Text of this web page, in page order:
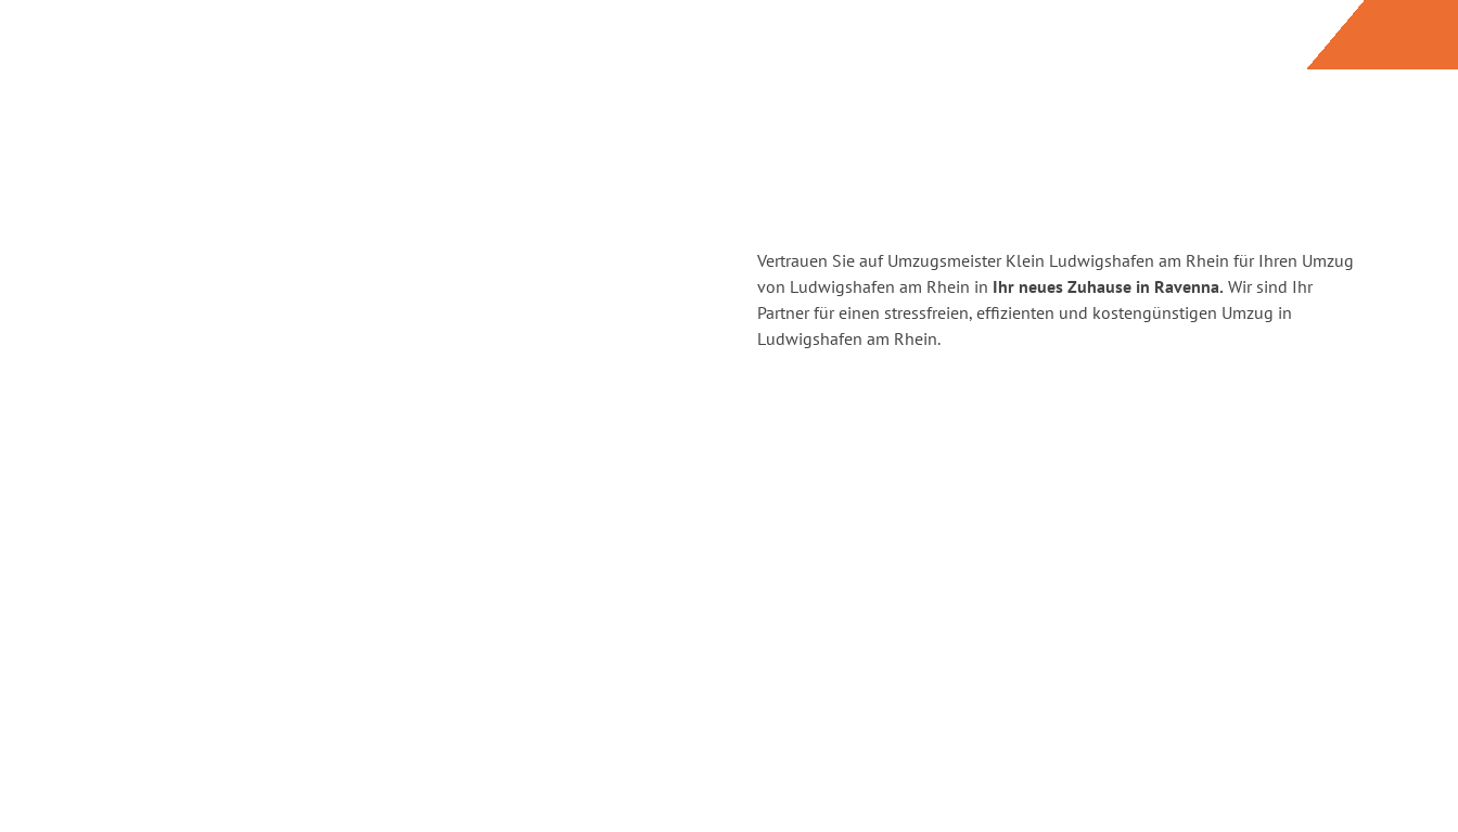
Vertrauen Sie auf Umzugsmeister Klein Ludwigshafen am Rhein für Ihren Umzug
von Ludwigshafen am Rhein in Ihr neues Zuhause in Ravenna. Wir sind Ihr
Partner für einen stressfreien, effizienten und kostengünstigen Umzug in
Ludwigshafen am Rhein.